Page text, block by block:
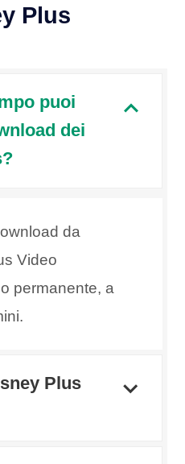
Plus
puoi
dei
da
Video
permanente, a
Plus